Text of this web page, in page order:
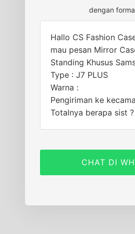
dengan
Hallo CS Fashion
mau pesan Mirror
Standing Khusus
Type : J7 PLUS
Warna :
Pengiriman ke
Totalnya berapa sist ?
CHAT DI